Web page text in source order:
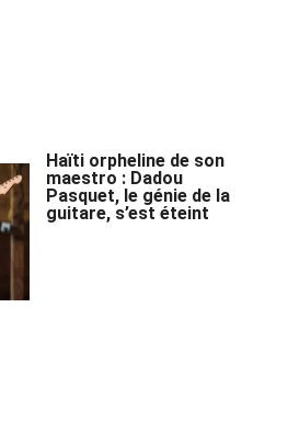
Haïti orpheline de son
maestro : Dadou
Pasquet, le génie de la
guitare, s’est éteint